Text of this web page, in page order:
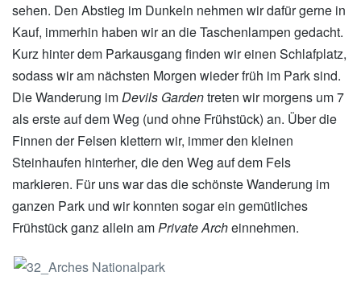
sehen. Den Abstieg im Dunkeln nehmen wir dafür gerne in
Kauf, immerhin haben wir an die Taschenlampen gedacht.
Kurz hinter dem Parkausgang finden wir einen Schlafplatz,
sodass wir am nächsten Morgen wieder früh im Park sind.
Die Wanderung imDevils Gardentreten wir morgens um 7
als erste auf dem Weg (und ohne Frühstück) an. Über die
Finnen der Felsen klettern wir, immer den kleinen
Steinhaufen hinterher, die den Weg auf dem Fels
markieren. Für uns war das die schönste Wanderung im
ganzen Park und wir konnten sogar ein gemütliches
Frühstück ganz allein amPrivate Archeinnehmen.